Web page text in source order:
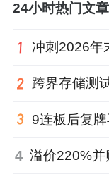
24小时热门文章
4